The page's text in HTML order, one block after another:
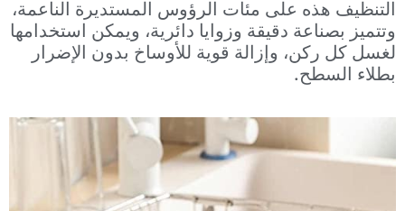
التنظيف هذه على مئات الرؤوس المستديرة الناعمة،
وتتميز بصناعة دقيقة وزوايا دائرية، ويمكن استخدامها
لغسل كل ركن، وإزالة قوية للأوساخ بدون الإضرار
بطلاء السطح.